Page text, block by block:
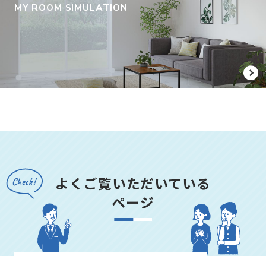
MY ROOM SIMULATION
よくご覧いただいている
ページ